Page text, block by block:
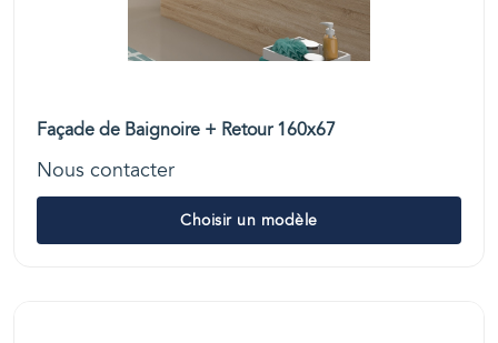
Façade de Baignoire + Retour 160x67
Nous contacter
Choisir un modèle